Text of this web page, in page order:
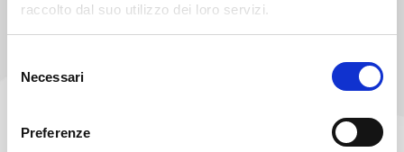
raccolto dal suo utilizzo dei loro servizi.
delNecessari
Preferenze